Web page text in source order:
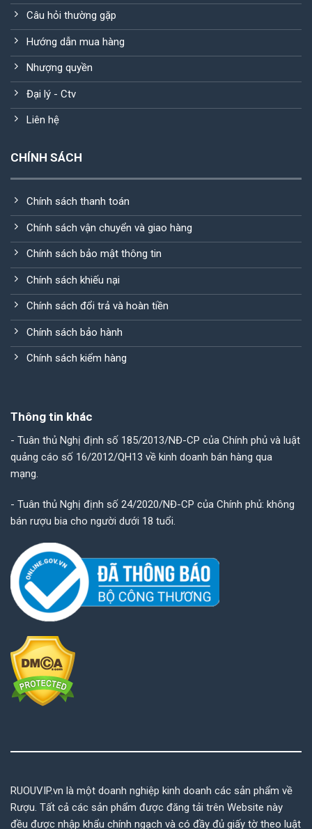
Câu hỏi thường gặp
Hướng dẫn mua hàng
Nhượng quyền
Đại lý - Ctv
Liên hệ
CHÍNH SÁCH
Chính sách thanh toán
Chính sách vận chuyển và giao hàng
Chính sách bảo mật thông tin
Chính sách khiếu nại
Chính sách đổi trả và hoàn tiền
Chính sách bảo hành
Chính sách kiểm hàng
Thông tin khác
- Tuân thủ Nghị định số 185/2013/NĐ-CP của Chính phủ và luật
quảng cáo số 16/2012/QH13 về kinh doanh bán hàng qua
mạng.
- Tuân thủ Nghị định số 24/2020/NĐ-CP của Chính phủ: không
bán rượu bia cho người dưới 18 tuổi.
RUOUVIP.vn là một doanh nghiệp kinh doanh các sản phẩm về
Rượu. Tất cả các sản phẩm được đăng tải trên Website này
đều được nhập khẩu chính ngạch và có đầy đủ giấy tờ theo luật